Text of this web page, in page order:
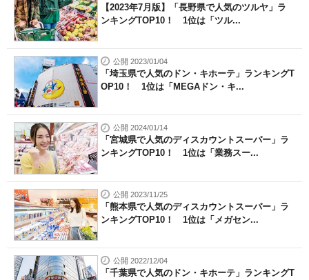
【2023年7月版】「長野県で人気のツルヤ」ラ
ンキングTOP10！ 1位は「ツル...
公開 2023/01/04
「埼玉県で人気のドン・キホーテ」ランキングT
OP10！ 1位は「MEGAドン・キ...
公開 2024/01/14
「宮城県で人気のディスカウントスーパー」ラ
ンキングTOP10！ 1位は「業務スー...
公開 2023/11/25
「熊本県で人気のディスカウントスーパー」ラ
ンキングTOP10！ 1位は「メガセン...
公開 2022/12/04
「千葉県で人気のドン・キホーテ」ランキングT